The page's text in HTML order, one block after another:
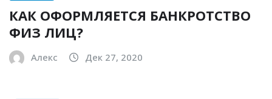
КАК ОФОРМЛЯЕТСЯ БАНКРОТСТВО
ФИЗ ЛИЦ?
Алекс Дек 27, 2020